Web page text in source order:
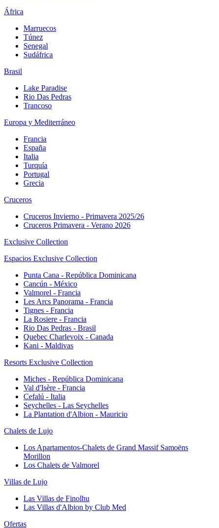
África
Marruecos
Túnez
Senegal
Sudáfrica
Brasil
Lake Paradise
Rio Das Pedras
Trancoso
Europa y Mediterráneo
Francia
España
Italia
Turquía
Portugal
Grecia
Cruceros
Cruceros Invierno - Primavera 2025/26
Cruceros Primavera - Verano 2026
Exclusive Collection
Espacios Exclusive Collection
Punta Cana - República Dominicana
Cancún - México
Valmorel - Francia
Les Arcs Panorama - Francia
Tignes - Francia
La Rosiere - Francia
Rio Das Pedras - Brasil
Quebec Charlevoix - Canada
Kani - Maldivas
Resorts Exclusive Collection
Miches - República Dominicana
Val d'Isère - Francia
Cefalú - Italia
Seychelles - Las Seychelles
La Plantation d'Albion - Mauricio
Chalets de Lujo
Los Apartamentos-Chalets de Grand Massif Samoëns
Morillon
Los Chalets de Valmorel
Villas de Lujo
Las Villas de Finolhu
Las Villas d'Albion by Club Med
Ofertas